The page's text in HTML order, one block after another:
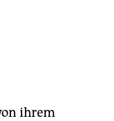
ihrem